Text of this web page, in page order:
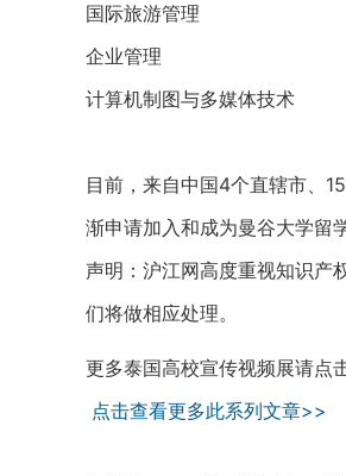
国际旅游管理
企业管理
计算机制图与多媒体技术
目前，来自中国4个直辖市、
渐申请加入和成为曼谷大学留
声明：沪江网高度重视知识产
们将做相应处理。
更多泰国高校宣传视频展请点
点击查看更多此系列文章>>